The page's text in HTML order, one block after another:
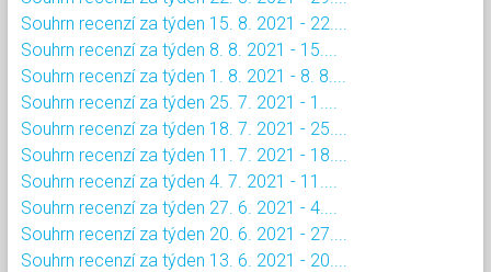
Souhrn recenzí za týden 15. 8. 2021 - 22....
Souhrn recenzí za týden 8. 8. 2021 - 15....
Souhrn recenzí za týden 1. 8. 2021 - 8. 8....
Souhrn recenzí za týden 25. 7. 2021 - 1....
Souhrn recenzí za týden 18. 7. 2021 - 25....
Souhrn recenzí za týden 11. 7. 2021 - 18....
Souhrn recenzí za týden 4. 7. 2021 - 11....
Souhrn recenzí za týden 27. 6. 2021 - 4....
Souhrn recenzí za týden 20. 6. 2021 - 27....
Souhrn recenzí za týden 13. 6. 2021 - 20....